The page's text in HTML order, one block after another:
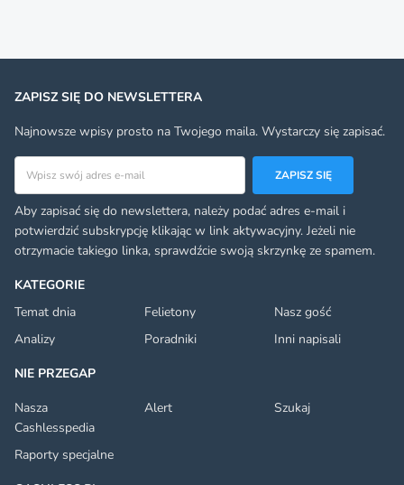
KATEGORIE
Temat dnia
Felietony
Nasz gość
Analizy
Poradniki
Inni napisali
NIE PRZEGAP
Nasza
Cashlesspedia
Alert Szukaj
Raporty specjalne
ZAPISZ SIĘ DO NEWSLETTERA
Najnowsze wpisy prosto na Twojego maila. Wystarczy się zapisać.
ZAPISZ SIĘ
Aby zapisać się do newslettera, należy podać adres e-mail i
potwierdzić subskrypcję klikając w link aktywacyjny. Jeżeli nie
otrzymacie takiego linka, sprawdźcie swoją skrzynkę ze spamem.